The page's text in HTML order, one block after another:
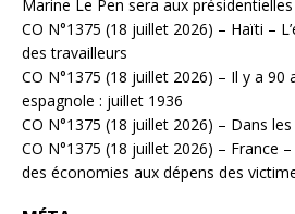
Marine Le Pen sera aux présidentielles
CO N°1375 (18 juillet 2026) – Haïti –
des travailleurs
CO N°1375 (18 juillet 2026) – Il y a 90
espagnole : juillet 1936
CO N°1375 (18 juillet 2026) – Dans
CO N°1375 (18 juillet 2026) – France
des économies aux dépens des